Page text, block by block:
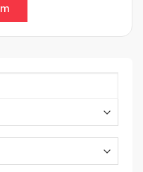
chọn
đại, phù hợp với nhu
dao động từ
1.000 –
vị trí, diện tích và